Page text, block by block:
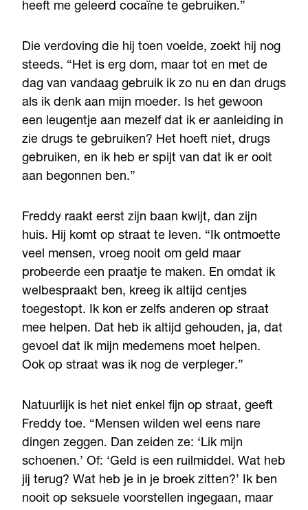
heeft me geleerd cocaïne te gebruiken.”
Die verdoving die hij toen voelde, zoekt hij nog
steeds. “Het is erg dom, maar tot en met de
dag van vandaag gebruik ik zo nu en dan drugs
als ik denk aan mijn moeder. Is het gewoon
een leugentje aan mezelf dat ik er aanleiding in
zie drugs te gebruiken? Het hoeft niet, drugs
gebruiken, en ik heb er spijt van dat ik er ooit
aan begonnen ben.”
Freddy raakt eerst zijn baan kwijt, dan zijn
huis. Hij komt op straat te leven. “Ik ontmoette
veel mensen, vroeg nooit om geld maar
probeerde een praatje te maken. En omdat ik
welbespraakt ben, kreeg ik altijd centjes
toegestopt. Ik kon er zelfs anderen op straat
mee helpen. Dat heb ik altijd gehouden, ja, dat
gevoel dat ik mijn medemens moet helpen.
Ook op straat was ik nog de verpleger.”
Natuurlijk is het niet enkel fijn op straat, geeft
Freddy toe. “Mensen wilden wel eens nare
dingen zeggen. Dan zeiden ze: ‘Lik mijn
schoenen.’ Of: ‘Geld is een ruilmiddel. Wat heb
jij terug? Wat heb je in je broek zitten?’ Ik ben
nooit op seksuele voorstellen ingegaan, maar